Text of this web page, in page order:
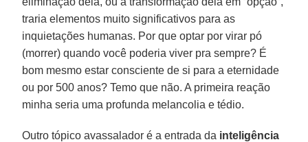
traria elementos muito significativos para as
inquietações humanas. Por que optar por virar pó
(morrer) quando você poderia viver pra sempre? É
bom mesmo estar consciente de si para a eternidade
ou por 500 anos? Temo que não. A primeira reação
minha seria uma profunda melancolia e tédio.
Outro tópico avassalador é a entrada da inteligência